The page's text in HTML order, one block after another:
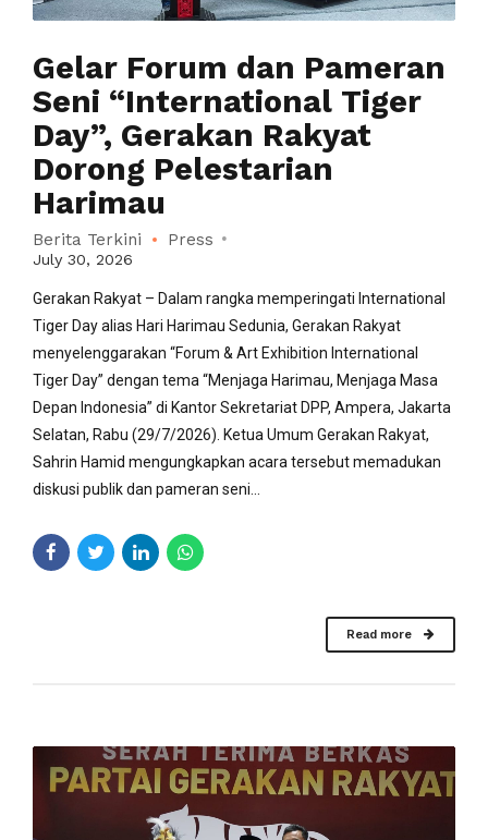
Gelar Forum dan Pameran
Seni “International Tiger
Day”, Gerakan Rakyat
Dorong Pelestarian
Harimau
Berita Terkini Press
July 30, 2026
Gerakan Rakyat – Dalam rangka memperingati International
Tiger Day alias Hari Harimau Sedunia, Gerakan Rakyat
menyelenggarakan “Forum & Art Exhibition International
Tiger Day” dengan tema “Menjaga Harimau, Menjaga Masa
Depan Indonesia” di Kantor Sekretariat DPP, Ampera, Jakarta
Selatan, Rabu (29/7/2026). Ketua Umum Gerakan Rakyat,
Sahrin Hamid mengungkapkan acara tersebut memadukan
diskusi publik dan pameran seni...
Read more